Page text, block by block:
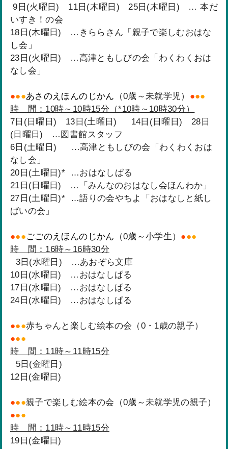
9日(火曜日) 11日(木曜日) 25日(木曜日) … 本だ
いすき！の会
18日(木曜日) …きららさん「親子で楽しむおはな
し会」
23日(火曜日) …高津ともしびの会「わくわくおは
なし会」
●●●あさのえほんのじかん （0歳～未就学児） ●●●
時 間：10時～10時15分（*10時～10時30分）
7日(日曜日) 13日(土曜日) 14日(日曜日) 28日
(日曜日) …図書館スタッフ
6日(土曜日) …高津ともしびの会「わくわくおは
なし会」
20日(土曜日)* …おはなしぱる
21日(日曜日) …「みんなのおはなし会ほんわか」
27日(土曜日)* ​​​​…語りの会やちよ「おはなしと紙し
ばいの会」
●●●ごごのえほんのじかん （0歳～小学生） ●●●
時 間：16時～16時30分
3日(水曜日) …あおぞら文庫
10日(水曜日) …おはなしぱる
17日(水曜日) …おはなしぱる
24日(水曜日) …おはなしぱる
●●●赤ちゃんと楽しむ絵本の会（0・1歳の親子）
●●●
時 間：11時～11時15分
5日(金曜日)
12日(金曜日)
●●●親子で楽しむ絵本の会（0歳～未就学児の親子）
●●●
時 間：11時～11時15分
19日(金曜日)